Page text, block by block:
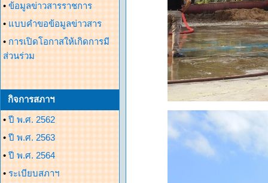
• ข้อมูลข่าวสารราชการ
• แบบคำขอข้อมูลข่าวสาร
• การเปิดโอกาสให้เกิดการมี
ส่วนร่วม
กิจการสภาฯ
• ปี พ.ศ. 2562
• ปี พ.ศ. 2563
• ปี พ.ศ. 2564
• ระเบียบสภาฯ